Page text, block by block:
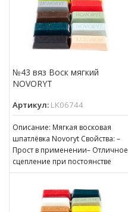
№43 вяз Воск мягкий
NOVORYT
Артикул: LK06744
Описание: Мягкая восковая
шпатлёвка Novoryt Свойства: –
Прост в применении– Отличное
сцепление при постоянстве
консистенции– Готов к